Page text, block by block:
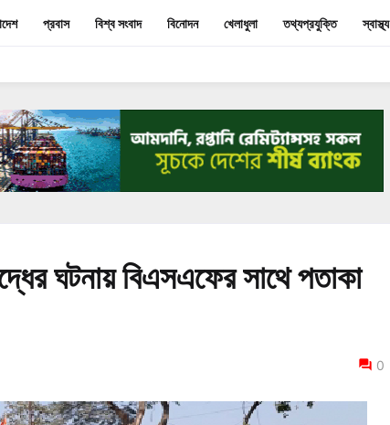
প্রবাস বিশ্ব সংবাদ বিনোদন খেলাধুলা তথ্যপ্রযুক্তি স্বাস্থ্য
ঘটনায় বিএসএফের সাথে পতাকা
0